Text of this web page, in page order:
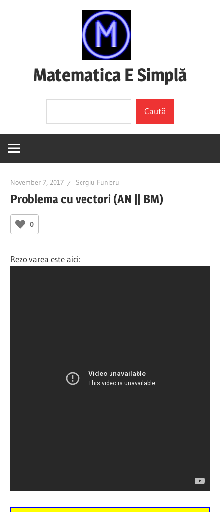
Matematica E Simplă
înțelegi)
Caută
November 7, 2017 Sergiu Funieru
Problema cu vectori (AN || BM)
0
Rezolvarea este aici: